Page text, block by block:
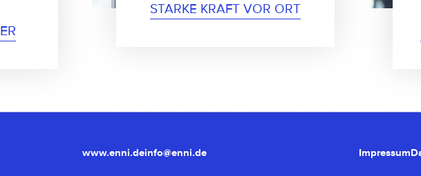
STARKE KRAFT VOR ORT
www.enni.deinfo@enni.de Impressum